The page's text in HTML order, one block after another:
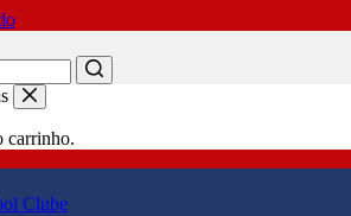
carrinho.